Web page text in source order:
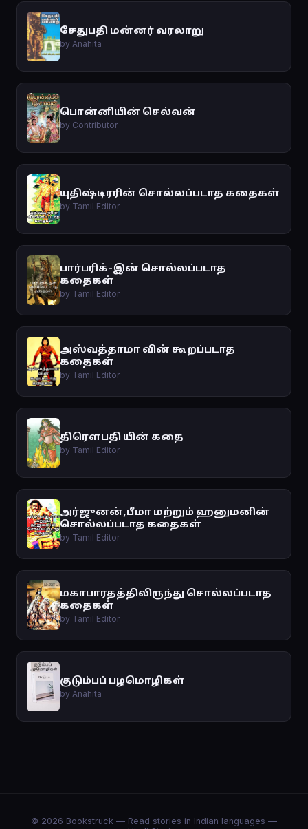
சேதுபதி மன்னர் வரலாறு
by Anahita
பொன்னியின் செல்வன்
by Contributor
யுதிஷ்டிரரின் சொல்லப்படாத கதைகள்
by Tamil Editor
பார்பரிக்-இன் சொல்லப்படாத
கதைகள்
by Tamil Editor
அஸ்வத்தாமா வின் கூறப்படாத
கதைகள்
by Tamil Editor
திரௌபதி யின் கதை
by Tamil Editor
அர்ஜுனன்,பீமா மற்றும் ஹனுமனின்
சொல்லப்படாத கதைகள்
by Tamil Editor
மகாபாரதத்திலிருந்து சொல்லப்படாத
கதைகள்
by Tamil Editor
குடும்பப் பழமொழிகள்
by Anahita
© 2026 Bookstruck — Read stories in Indian languages —